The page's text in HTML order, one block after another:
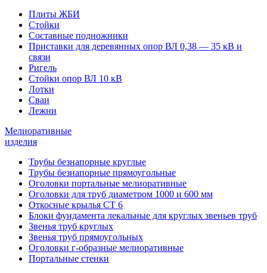
Плиты ЖБИ
Стойки
Составные подножники
Приставки для деревянных опор ВЛ 0,38 — 35 кВ и
связи
Ригель
Стойки опор ВЛ 10 кВ
Лотки
Сваи
Лежни
Мелиоративные
изделия
Трубы безнапорные круглые
Трубы безнапорные прямоугольные
Оголовки портальные мелиоративные
Оголовки для труб диаметром 1000 и 600 мм
Откосные крылья СТ 6
Блоки фундамента лекальные для круглых звеньев труб
Звенья труб круглых
Звенья труб прямоугольных
Оголовки г-образные мелиоративные
Портальные стенки